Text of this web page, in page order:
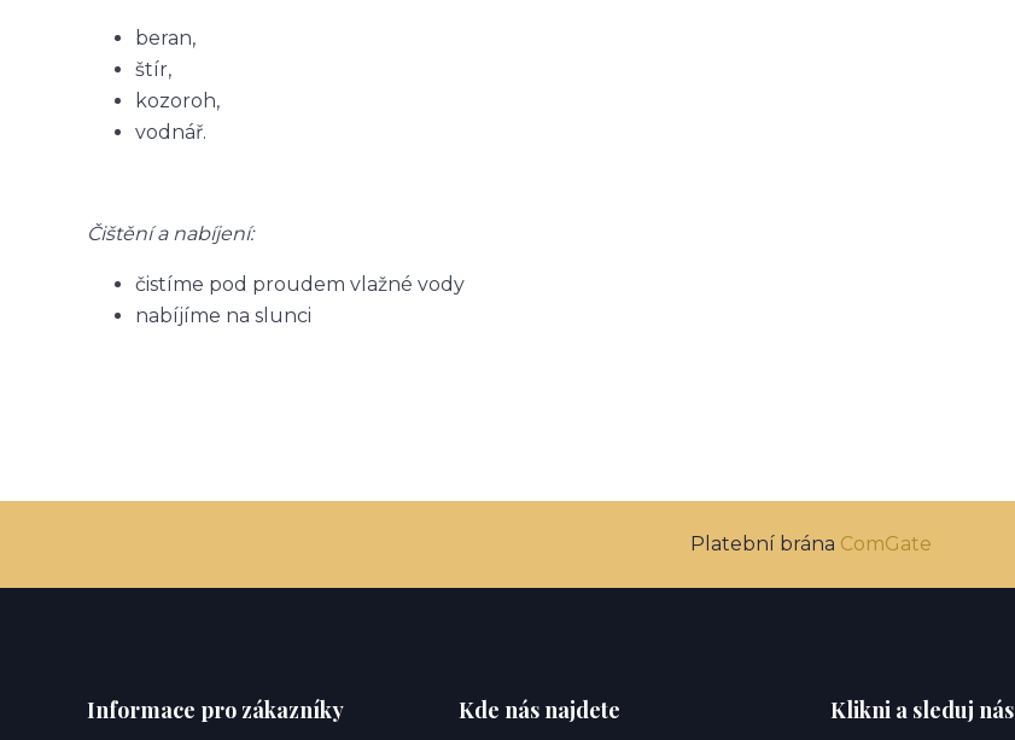
beran,
štír,
kozoroh,
vodnář.
Čištění a nabíjení:
čistíme pod proudem vlažné vody
nabíjíme na slunci
Platební brána ComGate
Informace pro zákazníky Kde nás najdete Klikni a sleduj nás